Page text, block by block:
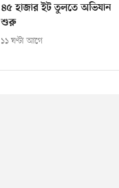
৪৫ হাজার ইট তুলতে অভিযান
শুরু
১১ ঘণ্টা আগে